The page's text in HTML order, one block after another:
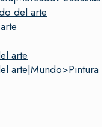
del arte
arte
arte|Mundo>Pintura